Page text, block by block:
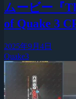
ムービー『
of Quake 3
2025年9月4日
Quake3